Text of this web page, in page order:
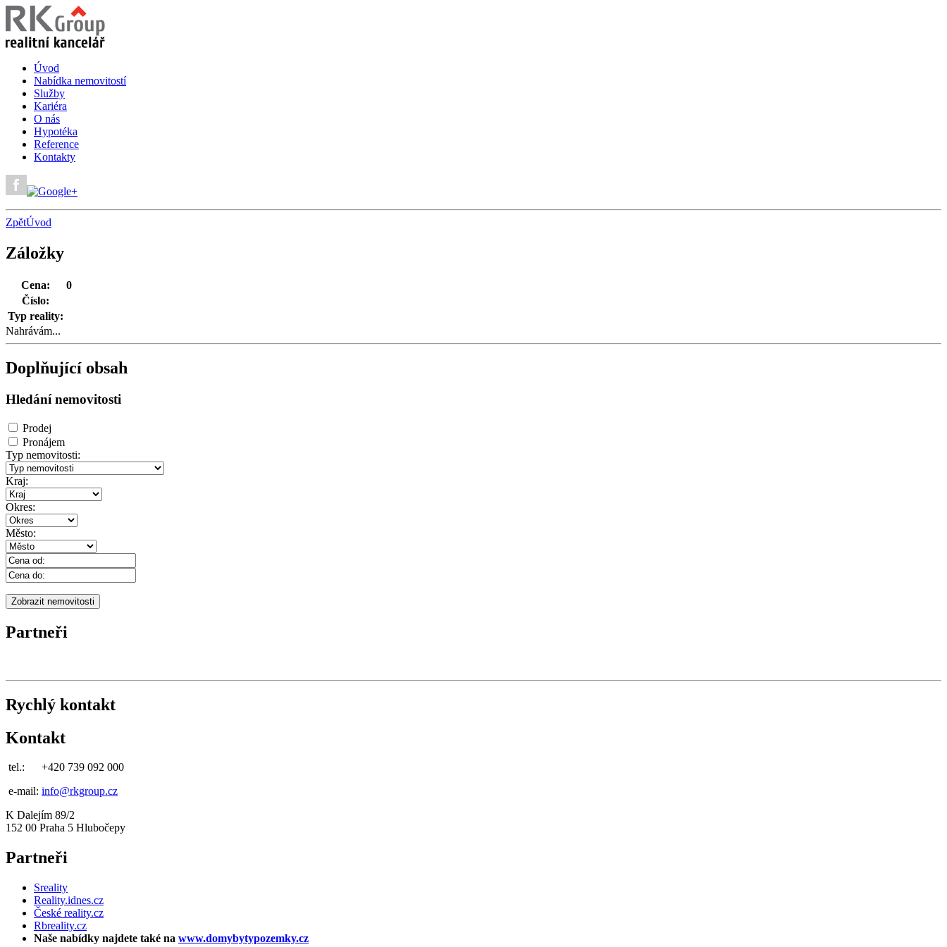
Úvod
Nabídka nemovitostí
Služby
Kariéra
O nás
Hypotéka
Reference
Kontakty
ZpětÚvod
Záložky
Cena:
0
Číslo:
Typ reality:
Nahrávám...
Doplňující obsah
Hledání nemovitosti
Prodej
Pronájem
Typ nemovitosti:
Kraj:
Okres:
Město:
Partneři
Rychlý kontakt
Kontakt
tel.: +420 739 092 000
e-mail: info@rkgroup.cz
K Dalejím 89/2
152 00 Praha 5 Hlubočepy
Partneři
Sreality
Reality.idnes.cz
České reality.cz
Rbreality.cz
Naše nabídky najdete také na www.domybytypozemky.cz